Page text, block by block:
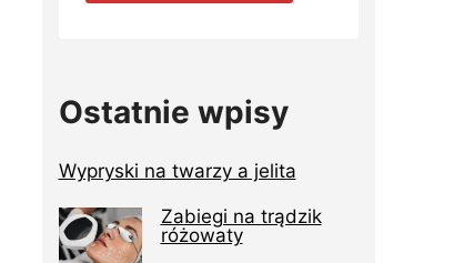
Ostatnie wpisy
Wypryski na twarzy a jelita
Zabiegi na trądzik
różowaty